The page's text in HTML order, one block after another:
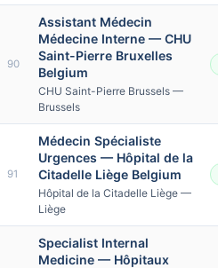
90
Assistant Médecin
Médecine Interne — CHU
Saint-Pierre Bruxelles
Belgium
CHU Saint-Pierre Brussels —
Brussels
91
Médecin Spécialiste
Urgences — Hôpital de la
Citadelle Liège Belgium
Hôpital de la Citadelle Liège —
Liège
Specialist Internal
Medicine — Hôpitaux